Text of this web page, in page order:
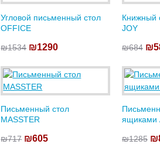
Угловой письменный стол
OFFICE
₪1534 ₪1290
Книжный
JOY
₪684
Письменный стол
MASSTER
₪717 ₪605
ящиками
₪1285